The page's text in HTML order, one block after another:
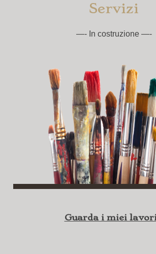
Servizi
—- In costruzione —-
Guarda i miei lavori